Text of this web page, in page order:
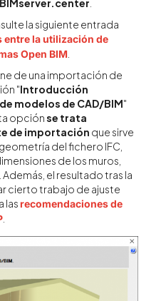
la siguiente entrada
entre la utilización de
Open BIM
de una importación de
"Introducción
modelos de CAD/BIM"
opciónse trata
de importación que sirve
del fichero IFC,
de los muros,
el resultado tras la
cierto trabajo de ajuste
lasrecomendaciones de